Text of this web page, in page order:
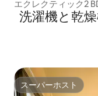
エクレクティック2
ウナ
洗濯機と乾
スーパーホスト
スーパーホスト